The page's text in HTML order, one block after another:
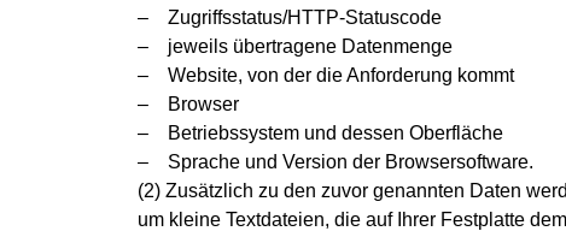
– Zugriffsstatus/HTTP-Statuscode
– jeweils übertragene Datenmenge
– Website, von der die Anforderung kommt
– Browser
– Betriebssystem und dessen Oberfläche
– Sprache und Version der Browsersoftware.
(2) Zusätzlich zu den zuvor genannten Daten
um kleine Textdateien, die auf Ihrer Festplatte